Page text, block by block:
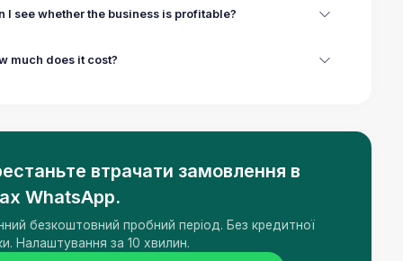
I see whether the business is profitable?
much does it cost?
втрачати замовлення в
WhatsApp.
безкоштовний пробний період. Без кредитної
Налаштування за 10 хвилин.